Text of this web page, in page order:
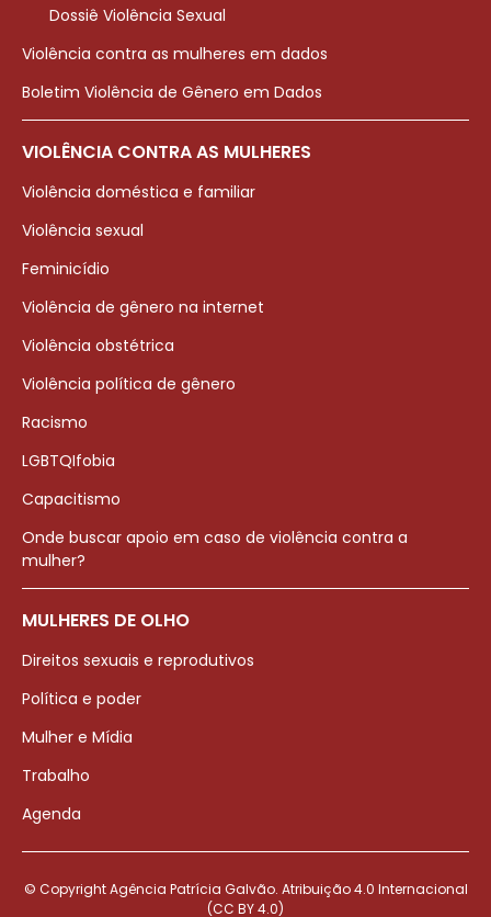
Dossiê Violência Sexual
Violência contra as mulheres em dados
Boletim Violência de Gênero em Dados
VIOLÊNCIA CONTRA AS MULHERES
Violência doméstica e familiar
Violência sexual
Feminicídio
Violência de gênero na internet
Violência obstétrica
Violência política de gênero
Racismo
LGBTQIfobia
Capacitismo
Onde buscar apoio em caso de violência contra a
mulher?
MULHERES DE OLHO
Direitos sexuais e reprodutivos
Política e poder
Mulher e Mídia
Trabalho
Agenda
© Copyright Agência Patrícia Galvão. Atribuição 4.0 Internacional
(CC BY 4.0)